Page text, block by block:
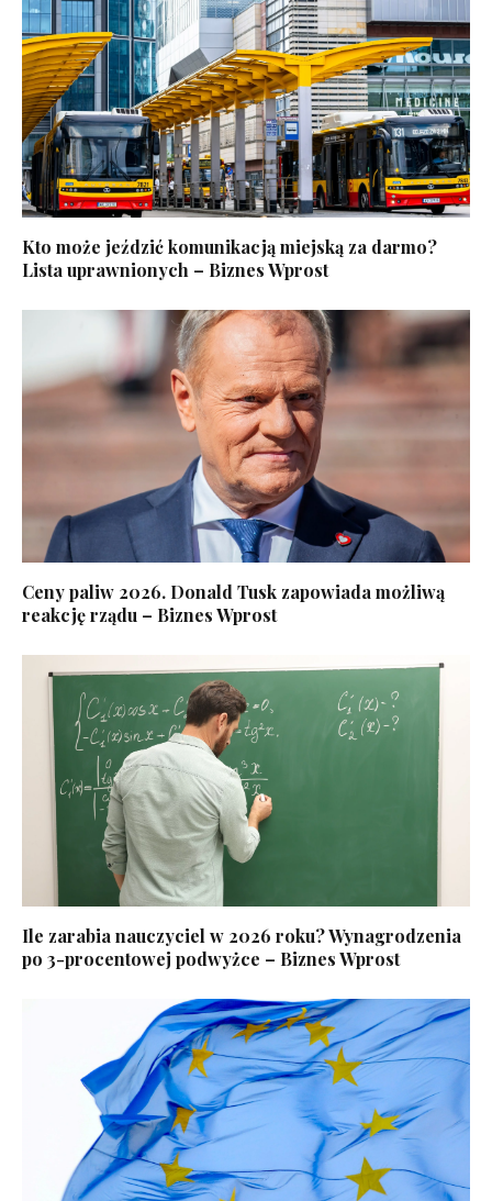
Kto może jeździć komunikacją miejską za darmo?
Lista uprawnionych – Biznes Wprost
Ceny paliw 2026. Donald Tusk zapowiada możliwą
reakcję rządu – Biznes Wprost
Ile zarabia nauczyciel w 2026 roku? Wynagrodzenia
po 3-procentowej podwyżce – Biznes Wprost